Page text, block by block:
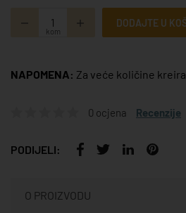
kom
DODAJTE U
NAPOMENA: Za veće količine
0 ocjena Recenzije
PODIJELI:
O PROIZVODU